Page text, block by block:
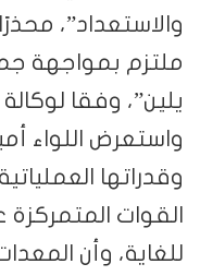
والاستعداد”،
ملتزم بمواجهة
يلين”، وفقا لوكالة
واستعرض اللواء
وقدراتها
القوات
للغاية، وأن